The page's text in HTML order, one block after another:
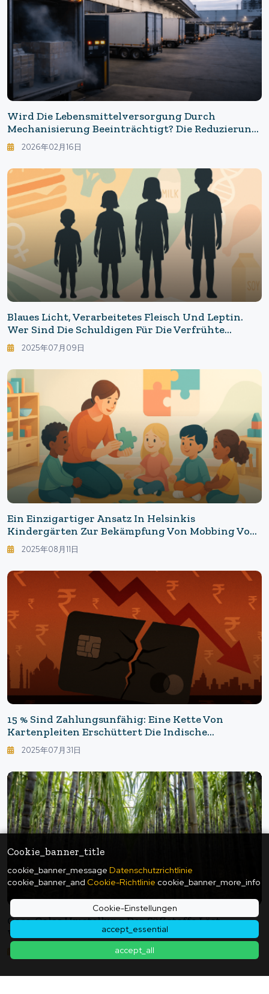
Cookie_banner_title
cookie_banner_message Datenschutzrichtlinie
cookie_banner_and Cookie-Richtlinie cookie_banner_more_info
Cookie-Einstellungen
accept_essential
accept_all
Wird Die Lebensmittelversorgung Durch
Mechanisierung Beeinträchtigt? Die Reduzierung
Von Personal Führte Zum Stillstand Der Logistik:
Die Krise Der Lebensmittellieferkette Im Zeitalter
Der KI
2026年02月16日
Blaues Licht, Verarbeitetes Fleisch Und Leptin.
Wer Sind Die Schuldigen Für Die Verfrühte
Pubertät? Ein Erwachsener Körper Mit 12 Jahren
– Kann Die Psyche Mithalten? Die Realität Des
Frühen Reifens.
2025年07月09日
Ein Einzigartiger Ansatz In Helsinkis
Kindergärten Zur Bekämpfung Von Mobbing Von
Klein Auf: 13 Verhaltensrichtlinien Verändern Die
Kinderbetreuung In Helsinki
2025年08月11日
15 % Sind Zahlungsunfähig: Eine Kette Von
Kartenpleiten Erschüttert Die Indische
Wirtschaft
2025年07月31日
Coca-Colas Umstellung Der Süßstoffe Löst
Weltweite Wellen Aus - Die Wahrheit Über Den
Wiederauflebenden "Süßstoffkrieg" Durch
Trumps Äußerungen